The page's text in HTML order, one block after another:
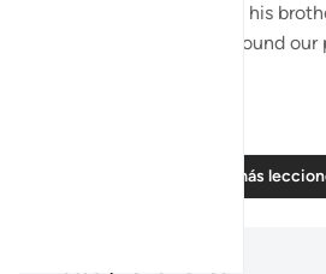
wording. He referred to his
whose possession we found
Leer más